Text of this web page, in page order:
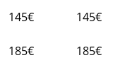
145€
145€
185€ 185€